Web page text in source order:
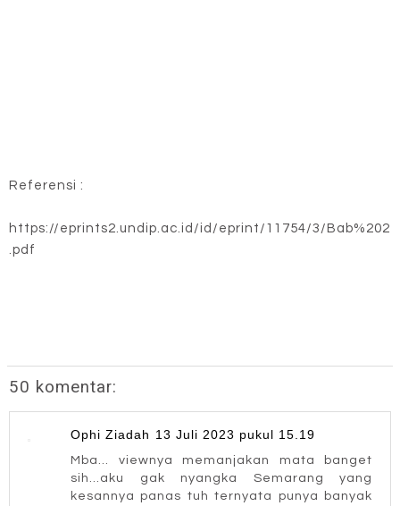
Referensi :
https://eprints2.undip.ac.id/id/eprint/11754/3/Bab%202
.pdf
50 komentar:
Ophi Ziadah 13 Juli 2023 pukul 15.19
Mba... viewnya memanjakan mata banget
sih...aku gak nyangka Semarang yang
kesannya panas tuh ternyata punya banyak